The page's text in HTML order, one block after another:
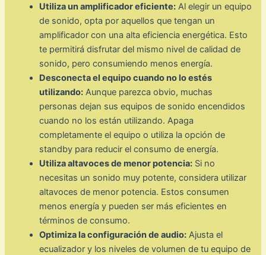
Utiliza un amplificador eficiente: Al elegir un equipo
de sonido, opta por aquellos que tengan un
amplificador con una alta eficiencia energética. Esto
te permitirá disfrutar del mismo nivel de calidad de
sonido, pero consumiendo menos energía.
Desconecta el equipo cuando no lo estés
utilizando: Aunque parezca obvio, muchas
personas dejan sus equipos de sonido encendidos
cuando no los están utilizando. Apaga
completamente el equipo o utiliza la opción de
standby para reducir el consumo de energía.
Utiliza altavoces de menor potencia: Si no
necesitas un sonido muy potente, considera utilizar
altavoces de menor potencia. Estos consumen
menos energía y pueden ser más eficientes en
términos de consumo.
Optimiza la configuración de audio: Ajusta el
ecualizador y los niveles de volumen de tu equipo de